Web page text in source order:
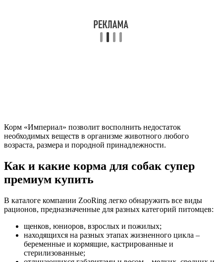
Корм «Империал» позволит восполнить недостаток
необходимых веществ в организме животного любого
возраста, размера и породной принадлежности.
Как и какие корма для собак супер
премиум купить
В каталоге компании ZooRing легко обнаружить все виды
рационов, предназначенные для разных категорий питомцев:
щенков, юниоров, взрослых и пожилых;
находящихся на разных этапах жизненного цикла –
беременные и кормящие, кастрированные и
стерилизованные;